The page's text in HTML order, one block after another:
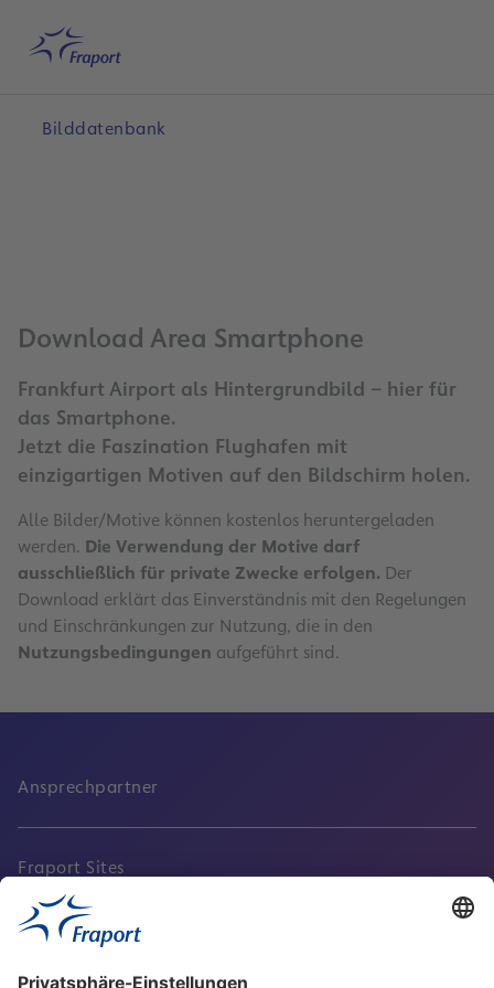
Startseite
Bilddatenbank
Download Area Smartphone
Frankfurt Airport als Hintergrundbild – hier für
das Smartphone.
Jetzt die Faszination Flughafen mit
einzigartigen Motiven auf den Bildschirm holen.
Alle Bilder/Motive können kostenlos heruntergeladen
werden. Die Verwendung der Motive darf
ausschließlich für private Zwecke erfolgen. Der
Download erklärt das Einverständnis mit den Regelungen
und Einschränkungen zur Nutzung, die in den
Nutzungsbedingungen aufgeführt sind.
Ansprechpartner
Fraport Sites
Aktuell